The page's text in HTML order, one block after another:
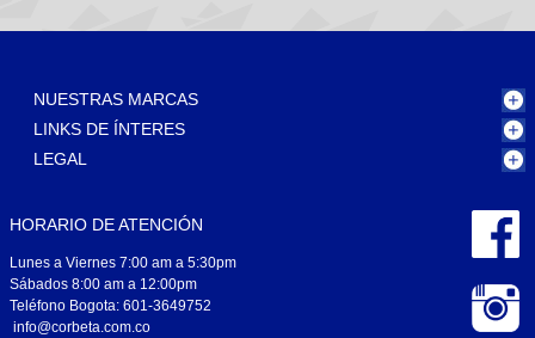
NUESTRAS MARCAS
LINKS DE ÍNTERES
LEGAL
HORARIO DE ATENCIÓN
Lunes a Viernes 7:00 am a 5:30pm
Sábados 8:00 am a 12:00pm
Teléfono Bogota: 601-3649752
info@corbeta.com.co